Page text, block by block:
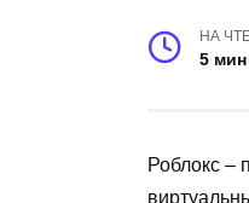
НА
5 мин
Роблокс –